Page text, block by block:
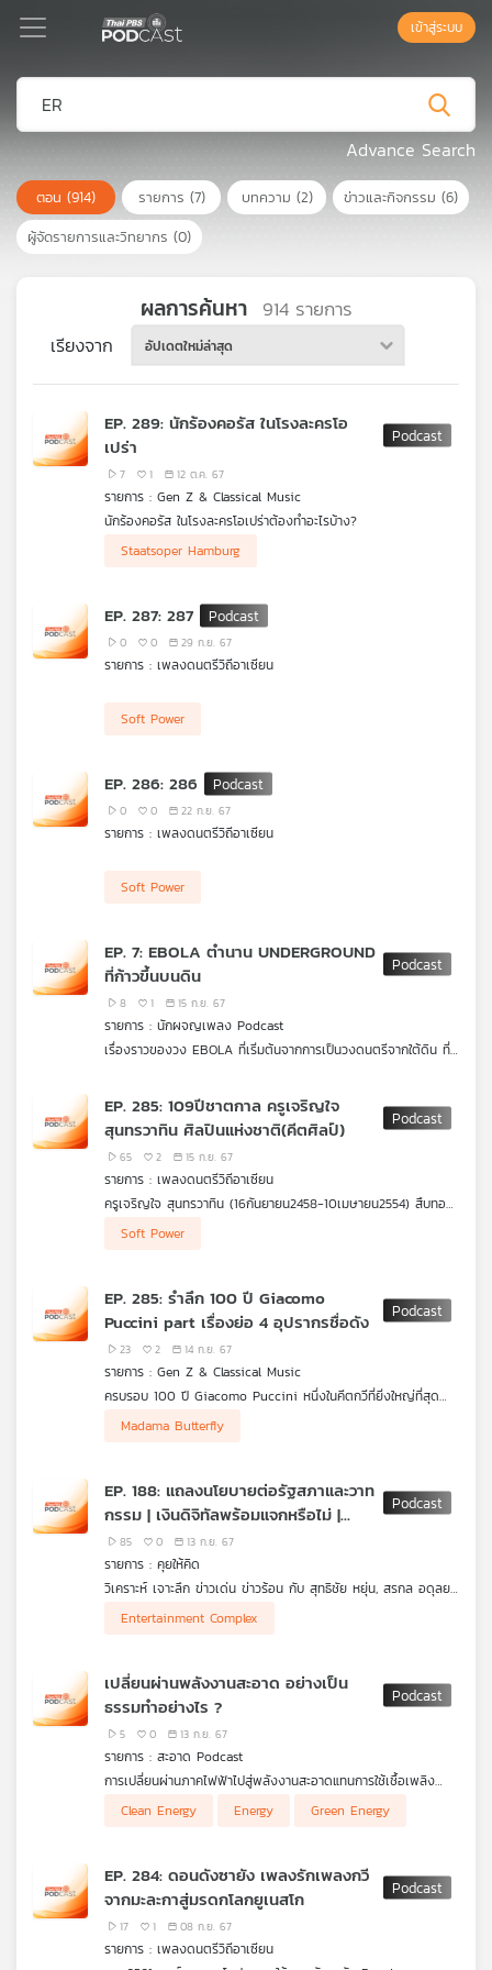
Podcast
เพล
ย์
ลิ
เพล
สต์
บทความ
กิจกรรม
เอส
ข่าย
เข้าสู่ระบบ
Advance Search
ตอน (914) รายการ (7) บทความ (2) ข่าวและกิจกรรม (6)
ผู้จัดรายการและวิทยากร (0)
ผลการค้นหา 914 รายการ
เรียงจาก อัปเดตใหม่ล่าสุด
EP. 289: นักร้องคอรัส ในโรงละครโอ
เปร่า
7 1 12 ต.ค. 67
รายการ : Gen Z & Classical Music
นักร้องคอรัส ในโรงละครโอเปร่าต้องทำอะไรบ้าง?
GenZ and Classical Music ขอต้อนรับ เฟิร์น ลลิต วรเทพนิตินันท์
พร้อมแชร์ประสบการณ์การเรียน, การออดิชั่น และเส้นทางชีวิตนัก
ร้องโซปราโนในยุโรปที่ผ่านมาหลายเวที จนกลายมาเป็นส่วนหนึ่งของ
คณะนักร้องที่ต้องทำงานหนักเพื่อเรียนรู้อุปรากรหลายสิบเรื่องต่อปี
Staatsoper Hamburg
EP. 287: 287
0 0 29 ก.ย. 67
รายการ : เพลงดนตรีวิถีอาเซียน
Soft Power
EP. 286: 286
0 0 22 ก.ย. 67
รายการ : เพลงดนตรีวิถีอาเซียน
Soft Power
EP. 7: EBOLA ตำนาน UNDERGROUND
ที่ก้าวขึ้นบนดิน
8 1 15 ก.ย. 67
รายการ : นักผจญเพลง Podcast
เรื่องราวของวง EBOLA ที่เริ่มต้นจากการเป็นวงดนตรีจากใต้ดิน ที่
จากใต้ดิน จนประสบความสำเร็จอย่างสูงสุด รวมไปถึงแก่นแท้ และตัว
ตนของวง EBOLA จะถูกนำมาเล่าอีกครั้ง
สำหรับใครที่เป็นแฟนเพลง หรือชื่นชอบเพลงเมทัล-ร็อกฟังรายการ
#นักผจญเพลงPodcast ตอน EBOLA ตำนาน UNDERGROUND
ที่ก้าวขึ้นบนดิน รับรองว่าเต็มอิ่มอย่างแน่นอน
EP. 285: 109ปีชาตกาล ครูเจริญใจ
สุนทรวาทิน ศิลปินแห่งชาติ(คีตศิลป์)
65 2 15 ก.ย. 67
รายการ : เพลงดนตรีวิถีอาเซียน
ครูเจริญใจ สุนทรวาทิน (16กันยายน2458-10เมษายน2554) สืบทอด
เจ้ากรมพิณพาทย์หลวงในรัชสมัยพระบาทสมเด็จพระจุลจอมเกล้าเจ้า
ศิลปบรรเลง) พระยาภูมีเสวิณ (จิตร จิตตเสวี) หลวงไพเราะเสียง
ซอ (อุ่น ดูรยชีวิน) ฯลฯ จนมีความรู้ความสามารถ เชี่ยวชาญทั้งใน
ทางการขับร้อง การบรรเลงซอสามสาย และมีความรู้ทางวิชาการ
รัชสมัย ร.7 ถึง ร.9 เป็นต้นแบบ วิชาการขับร้องเพลงไทยเดิมและซอ
สามสายที่ได้รับการยกย่องจากสังคมไทยทั้งผู้ฟัง ผู้ปฏิบัติและ
ศิษยานุศิษย์มากมาย จนได้รับการยกย่องเป็นศิลปินแห่งชาติสาขา
รวมทั้งเป็นแรงบันดาลใจให้เกิดการสร้างสรรค์ผลงานเพลงไทยขึ้นมา
มากมายในสังคม
ในวาระ109ปีชาตกาลของ ครูเจริญใจ สุนทรวาทิน รายการเพลง
Soft Power
EP. 285: รำลึก 100 ปี Giacomo
Puccini part เรื่องย่อ 4 อุปรากรชื่อดัง
23 2 14 ก.ย. 67
รายการ : Gen Z & Classical Music
ครบรอบ 100 ปี Giacomo Puccini หนึ่งในคีตกวีที่ยิ่งใหญ่ที่สุด
GenZ and Classical Music ยังอยู่กับ เตย ศัศยา ชวลิต นักร้อง
bohème, Tosca, Madama Butterfly และ Turandot
Madama Butterfly
EP. 188: แถลงนโยบายต่อรัฐสภาและวาท
กรรม | เงินดิจิทัลพร้อมแจกหรือไม่ |
ราคาพลังงานลดได้ไหม ?
85 0 13 ก.ย. 67
รายการ : คุยให้คิด
วิเคราะห์ เจาะลึก ข่าวเด่น ข่าวร้อน กับ สุทธิชัย หยุ่น, สรกล อดุลยา
ศักดิ์ศรี"
- คลิปเสียง "คล้ายลุงป้อม" หลุดหรือปล่อย ?
- Digital Wallet พร้อมแจกหรือไม่ จะแจกอย่างไร ?
?
- "ลดราคาพลังงาน" จะเป็นไปได้หรือไม่ อย่างไร ?
- รวมคำสั่งนายกฯ อุ๊งอิ๊ง ช่วยน้ำท่วม "เชียงราย-เชียงใหม่"
Entertainment Complex
เปลี่ยนผ่านพลังงานสะอาด อย่างเป็น
ธรรมทำอย่างไร ?
5 0 13 ก.ย. 67
รายการ : สะอาด Podcast
การเปลี่ยนผ่านภาคไฟฟ้าไปสู่พลังงานสะอาดแทนการใช้เชื้อเพลิง
มากที่สุด แต่ในอีกทางในระยะของการเปลี่ยนผ่านพลังงานไปสู่
สะอาด Podcastจึงหยิบประเด็นสำคัญอย่างJust Energy
Transition – JETหรือการเปลี่ยนผ่านพลังงานอย่างเป็นธรรมมา
ชวนคุยเพื่อให้คำตอบว่าหากจะเปลี่ยนผ่านพลังงานไปสู่พลังงาน
สะอาดอย่างเป็นธรรม ควรต้องคำนึงถึงเรื่องอะไรบ้าง
Clean Energy Energy Green Energy
EP. 284: ดอนดังซายัง เพลงรักเพลงกวี
จากมะละกาสู่มรดกโลกยูเนสโก
17 1 08 ก.ย. 67
รายการ : เพลงดนตรีวิถีอาเซียน